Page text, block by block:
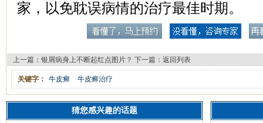
家，以免耽误病情的治疗最佳时期。
上一篇： 银屑病身上不断起红点图片？ 下一篇： 返回列表
关键字： 牛皮癣 牛皮癣治疗
猜您感兴趣的话题